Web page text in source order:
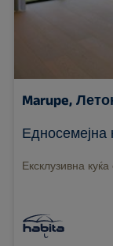
Marupe,
Едносемејна
Ексклузивна